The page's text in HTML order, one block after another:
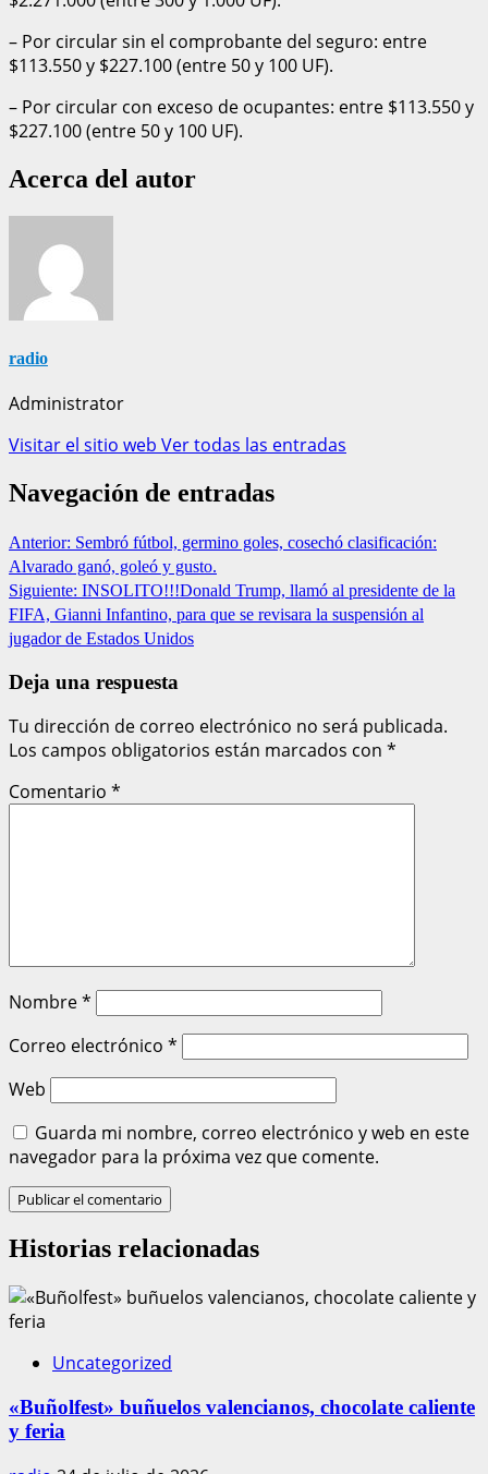
– Por circular sin el comprobante del seguro: entre
$113.550 y $227.100 (entre 50 y 100 UF).
– Por circular con exceso de ocupantes: entre $113.550 y
$227.100 (entre 50 y 100 UF).
Acerca del autor
radio
Administrator
Visitar el sitio web Ver todas las entradas
Navegación de entradas
Anterior: Sembró fútbol, germino goles, cosechó clasificación:
Alvarado ganó, goleó y gusto.
Siguiente: INSOLITO!!!Donald Trump, llamó al presidente de la
FIFA, Gianni Infantino, para que se revisara la suspensión al
jugador de Estados Unidos
Deja una respuesta
Tu dirección de correo electrónico no será publicada.
Los campos obligatorios están marcados con *
Comentario *
Nombre*
Correo electrónico *
Web
Guarda mi nombre, correo electrónico y web en este
navegador para la próxima vez que comente.
Historias relacionadas
Uncategorized
«Buñolfest» buñuelos valencianos, chocolate caliente
y feria